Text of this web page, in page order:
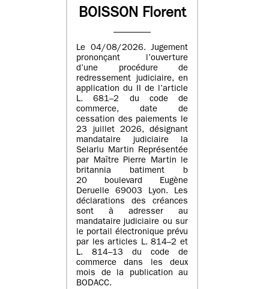
BOISSON Florent
Le 04/08/2026. Jugement
prononçant l’ouverture
d’une procédure de
redressement judiciaire, en
application du II de l’article
L. 681–2 du code de
commerce, date de
cessation des paiements le
23 juillet 2026, désignant
mandataire judiciaire la
Selarlu Martin Représentée
par Maître Pierre Martin le
britannia batiment b
20 boulevard Eugène
Deruelle 69003 Lyon. Les
déclarations des créances
sont à adresser au
mandataire judiciaire ou sur
le portail électronique prévu
par les articles L. 814–2 et
L. 814–13 du code de
commerce dans les deux
mois de la publication au
BODACC.